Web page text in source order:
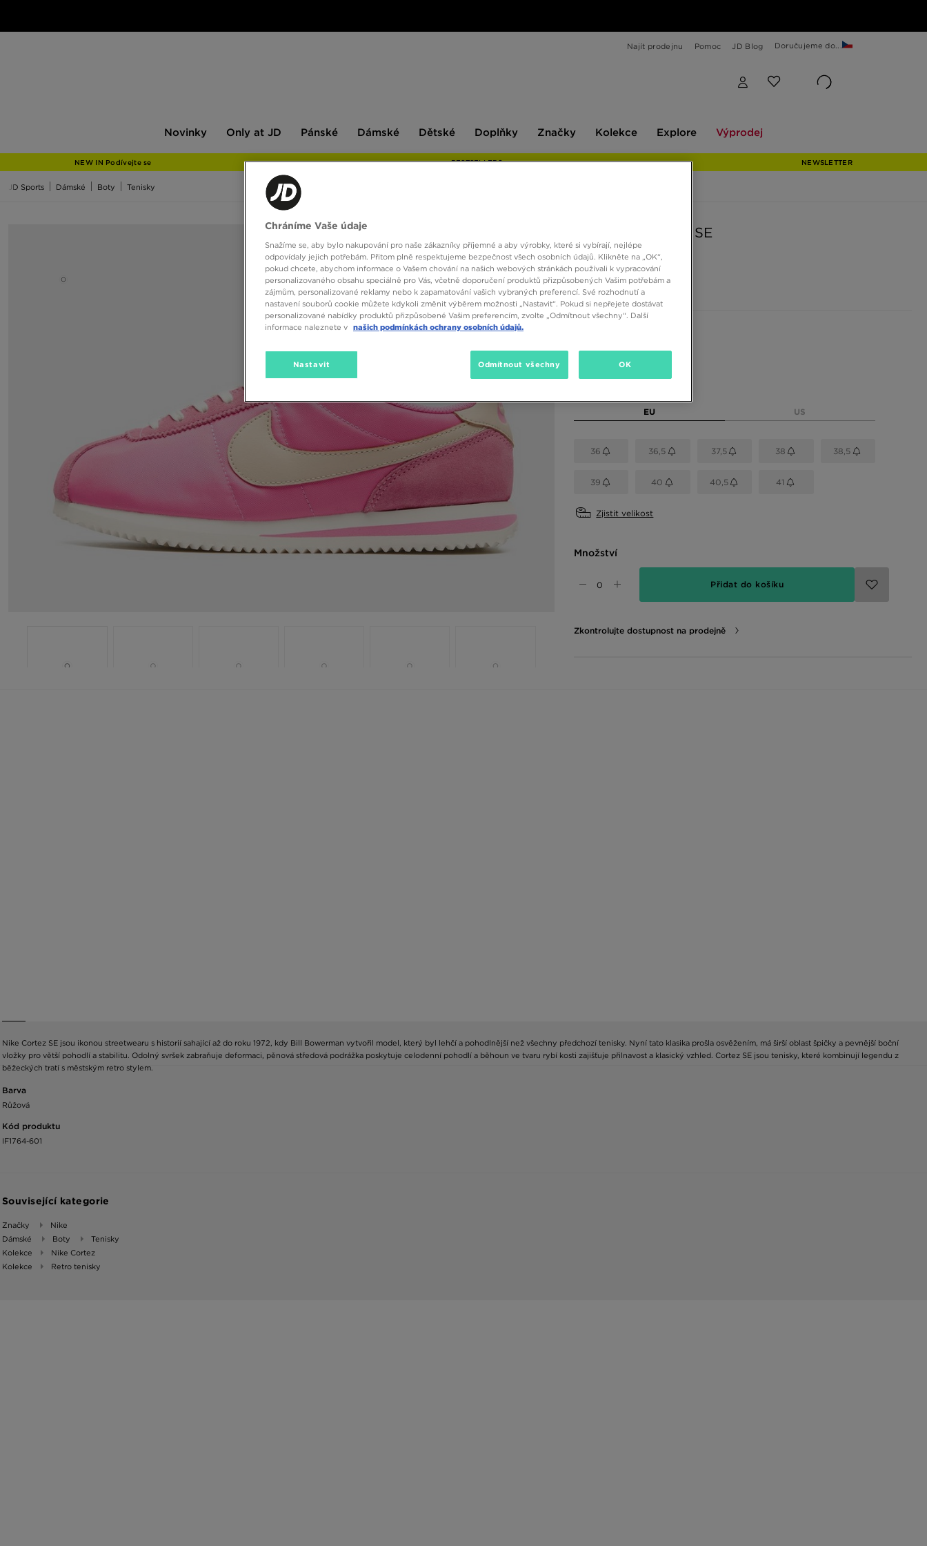
Najít prodejnu Pomoc JD Blog Doručujeme do...
Novinky
JD
Only at JD Pánské Dámské Dětské Doplňky Značky Kolekce Explore Výprodej
NEW IN Podívejte se BESTSELLERS NEWSLETTER
JD Sports Dámské Boty Tenisky
NIKE W CORTEZ SE
890 Kč
Růžová
Vyberte velikost
EU US
36 36,5 37,5 38 38,5
39 40 40,5 41
Zjistit velikost
Množství
Přidat do košíku
Zkontrolujte dostupnost na prodejně
Nike Cortez SE jsou ikonou streetwearu s historií sahající až do roku 1972, kdy Bill Bowerman vytvořil model, který byl lehčí a pohodlnější než všechny předchozí tenisky. Nyní tato klasika prošla osvěžením, má širší oblast špičky a pevnější boční
vložky pro větší pohodlí a stabilitu. Odolný svršek zabraňuje deformaci, pěnová středová podrážka poskytuje celodenní pohodlí a běhoun ve tvaru rybí kosti zajišťuje přilnavost a klasický vzhled. Cortez SE jsou tenisky, které kombinují legendu z
běžeckých tratí s městským retro stylem.
Barva
Růžová
Kód produktu
IF1764-601
Související kategorie
Značky
Nike
Dámské
Boty
Tenisky
Kolekce
Nike Cortez
Kolekce
Retro tenisky
Chráníme Vaše údaje
Snažíme se, aby bylo nakupování pro naše zákazníky příjemné a aby výrobky, které si vybírají, nejlépe
odpovídaly jejich potřebám. Přitom plně respektujeme bezpečnost všech osobních údajů. Klikněte na „OK“,
pokud chcete, abychom informace o Vašem chování na našich webových stránkách používali k vypracování
personalizovaného obsahu speciálně pro Vás, včetně doporučení produktů přizpůsobených Vašim potřebám a
zájmům, personalizované reklamy nebo k zapamatování vašich vybraných preferencí. Své rozhodnutí a
nastavení souborů cookie můžete kdykoli změnit výběrem možnosti „Nastavit“. Pokud si nepřejete dostávat
personalizované nabídky produktů přizpůsobené Vašim preferencím, zvolte „Odmítnout všechny“. Další
informace naleznete v našich podmínkách ochrany osobních údajů.
Nastavit Odmítnout všechny OK